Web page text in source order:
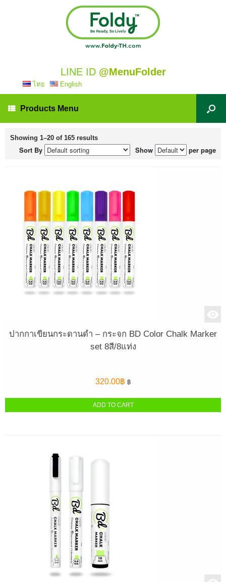
LINE ID @MenuFolder
ไทย English
Products Menu
Showing 1–20 of 165 results
Sort By Show per page
ปากกาเขียนกระดานดำ – กระจก BD Color Chalk Marker
set 8สี/8แท่ง
320.00฿ ฿
ADD TO CART